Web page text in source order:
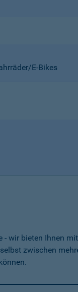
E-Bikes
- wir bieten Ihnen
zwischen